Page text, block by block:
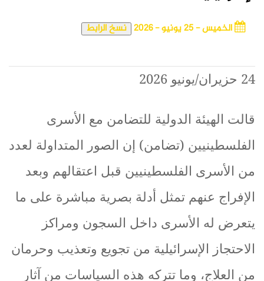
الخميس - 25 يونيو - 2026 نسخ الرابط
24 حزيران/يونيو
قالت الهيئة الدولية للتضامن مع الأسرى
الفلسطينيين (تضامن) إن الصور المتداولة لعدد
من الأسرى الفلسطينيين قبل اعتقالهم وبعد
الإفراج عنهم تمثل أدلة بصرية مباشرة على ما
يتعرض له الأسرى داخل السجون ومراكز
الاحتجاز الإسرائيلية من تجويع وتعذيب وحرمان
من العلاج، وما تتركه هذه السياسات من آثار